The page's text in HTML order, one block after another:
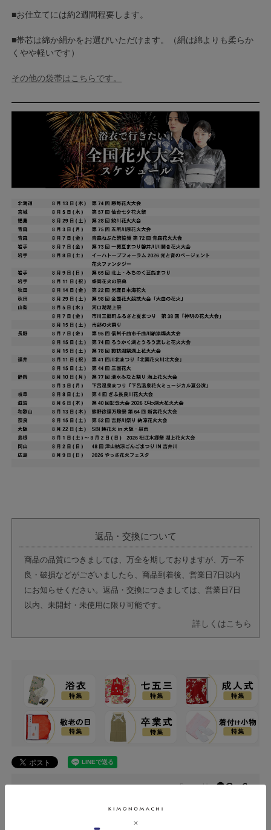
■お仕立てには約2週間程要します。
■帯芯は綿か絹かをお選びいただけます。（絹は綿よりも柔らか
くやや軽いです）
その他の袋帯はこちらです。
返品・交換について
商品の品質につきましては、万全を期しておりますが、万一不
良・破損などがございましたら、商品到着後、営業日7日以内
にお知らせください。返品・交換につきましては、営業日7日
以内、未開封・未使用に限り可能です。
詳しくはこちら